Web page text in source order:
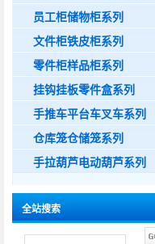
员工柜储物柜系列
文件柜铁皮柜系列
零件柜样品柜系列
挂钩挂板零件盒系列
手推车平台车叉车系列
仓库笼仓储笼系列
手拉葫芦电动葫芦系列
全站搜索